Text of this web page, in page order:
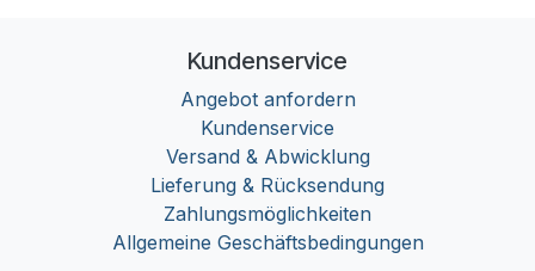
Kundenservice
Angebot anfordern
Kundenservice
Versand & Abwicklung
Lieferung & Rücksendung
Zahlungsmöglichkeiten
Allgemeine Geschäftsbedingungen